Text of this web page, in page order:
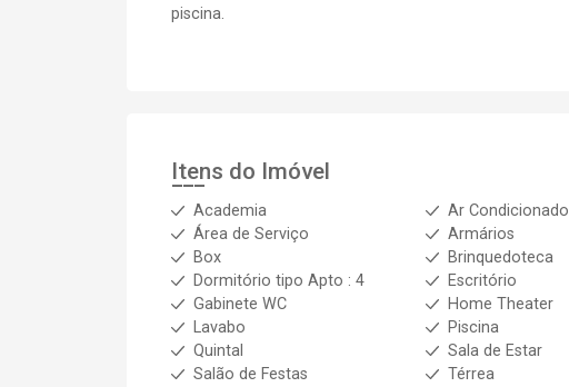
piscina.
Itens do Imóvel
Academia Ar Condicionado
Área de Serviço
Armários
Box
Brinquedoteca
Dormitório tipo Apto : 4
Escritório
Gabinete WC
Home Theater
Lavabo
Piscina
Quintal
Sala de Estar
Salão de Festas
Térrea